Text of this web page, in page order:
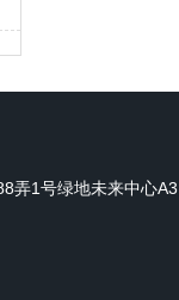
弄1号绿地未来中心